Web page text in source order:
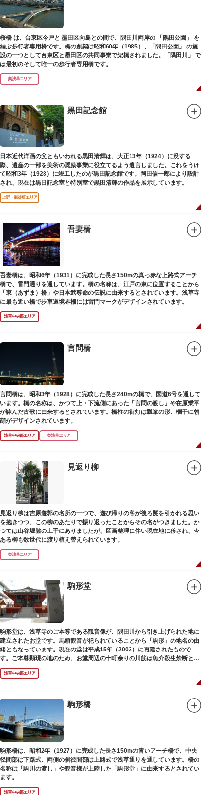
桜橋 は、台東区今戸と 墨田区向島との間で、隅田川両岸の 「隅田公園」 を
結ぶ歩行者専用橋です。橋の創架は昭和60年（1985）、「隅田公園」 の施
設の一つとして台東区と墨田区の共同事業で架橋されました。「隅田川」 で
は最初のそして唯一の歩行者専用橋です。
奥浅草エリア
黒田記念館
日本近代洋画の父ともいわれる黒田清輝は、大正13年（1924）に没する
際、遺産の一部を美術の奨励事業に役立てるよう遺言しました。これをうけ
て昭和3年（1928）に竣工したのが黒田記念館です。岡田信一郎により設計
され、現在は黒田記念室と特別室で黒田清輝の作品を展示しています。
上野・御徒町エリア
吾妻橋
吾妻橋は、昭和6年（1931）に完成した長さ150mの真っ赤な上路式アーチ
橋で、雷門通りを通しています。橋の名称は、江戸の東に位置することから
「東（あずま）橋」や日本武尊命の伝説に由来するとされています。浅草寺
に最も近い橋で歩車道境界柵には雷門マークがデザインされています。
浅草中央部エリア
言問橋
言問橋は、昭和3年（1928）に完成した長さ240mの橋で、国道6号を通して
います。橋の名称は、かつて上・下流側にあった「言問の渡し」や在原業平
が詠んだ古歌に由来するとされています。橋柱の街灯は瓢箪の形、欄干に朝
顔がデザインされています。
浅草中央部エリア 奥浅草エリア
見返り柳
見返り柳は吉原遊郭の名所の一つで、遊び帰りの客が後ろ髪を引かれる思い
を抱きつつ、この柳のあたりで振り返ったことからその名がつきました。か
つては山谷堀脇の土手にありましたが、区画整理に伴い現在地に移され、今
ある柳も数世代に渡り植え替えられています。
奥浅草エリア
駒形堂
駒形堂は、浅草寺のご本尊である観音像が、隅田川から引き上げられた地に
建立されたお堂です。馬頭観音が祀られていることから「駒形」の地名の由
緒ともなっています。現在の堂は平成15年（2003）に再建されたもので
す。ご本尊顕現の地のため、お堂周辺の十町余りの川筋は魚介殺生禁断とな
り、戒殺碑が建立されました。
浅草中央部エリア
駒形橋
駒形橋は、昭和2年（1927）に完成した長さ150mの青いアーチ橋で、中央
径間部は下路式、両側の側径間部は上路式で浅草通りを通しています。橋の
名称は「駒川の渡し」や観音様が上陸した「駒形堂」に由来するとされてい
ます。
浅草中央部エリア